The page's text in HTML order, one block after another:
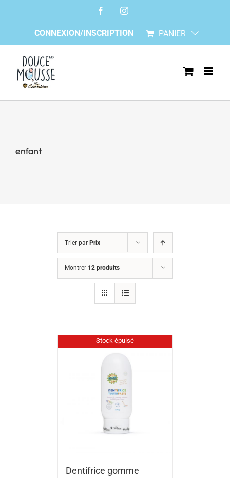
FacebookInstagram
CONNEXION/INSCRIPTION PANIER
enfant
Trier par Prix
Montrer 12 produits
Stock épuisé
Dentifrice gomme